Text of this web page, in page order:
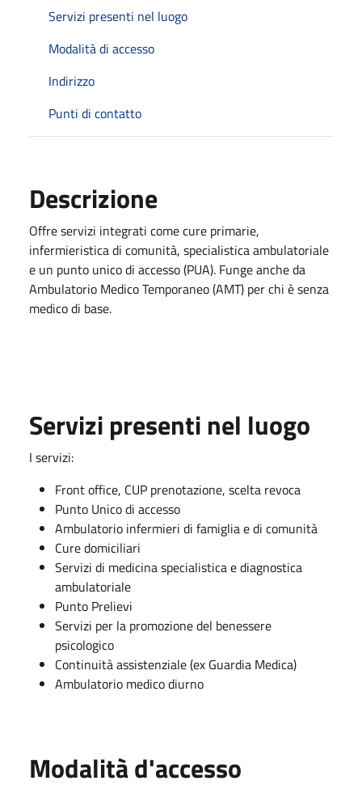
Servizi presenti nel luogo
Modalità di accesso
Indirizzo
Punti di contatto
Descrizione
Offre servizi integrati come cure primarie,
infermieristica di comunità, specialistica ambulatoriale
e un punto unico di accesso (PUA). Funge anche da
Ambulatorio Medico Temporaneo (AMT) per chi è senza
medico di base.
Servizi presenti nel luogo
I servizi:
Front office, CUP prenotazione, scelta revoca
Punto Unico di accesso
Ambulatorio infermieri di famiglia e di comunità
Cure domiciliari
Servizi di medicina specialistica e diagnostica
ambulatoriale
Punto Prelievi
Servizi per la promozione del benessere
psicologico
Continuità assistenziale (ex Guardia Medica)
Ambulatorio medico diurno
Modalità d'accesso